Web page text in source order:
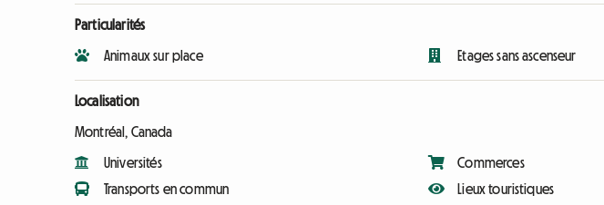
Particularités
Animaux sur place Etages sans ascenseur
Localisation
Montréal, Canada
Universités
Transports en commun
Commerces
Lieux touristiques